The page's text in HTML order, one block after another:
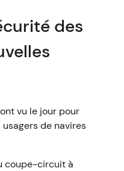
des
vu le jour pour
de navires
coupe-circuit à